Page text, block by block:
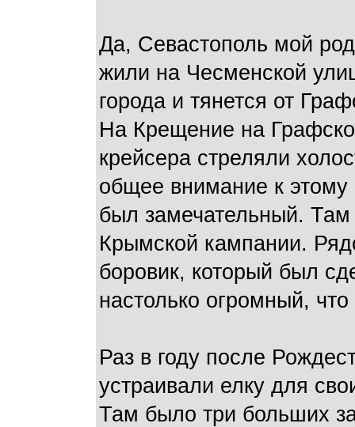
Да, Севастополь мой
жили на Чесменской
города и тянется от
На Крещение на
крейсера стреляли
общее внимание к этому
был замечательный.
Крымской кампании.
боровик, который был
настолько огромный,
Раз в году после
устраивали елку для
Там было три больших